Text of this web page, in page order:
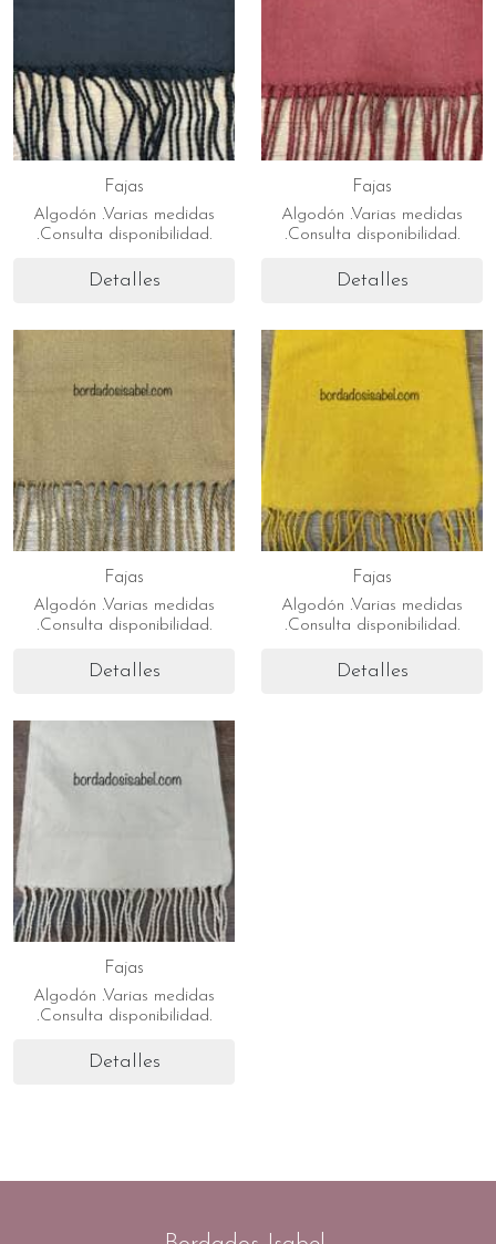
Fajas
Algodón .Varias medidas
.Consulta disponibilidad.
Detalles
Fajas
Algodón .Varias medidas
.Consulta disponibilidad.
Detalles
Fajas
Algodón .Varias medidas
.Consulta disponibilidad.
Detalles
Fajas
Algodón .Varias medidas
.Consulta disponibilidad.
Detalles
Fajas
Algodón .Varias medidas
.Consulta disponibilidad.
Detalles